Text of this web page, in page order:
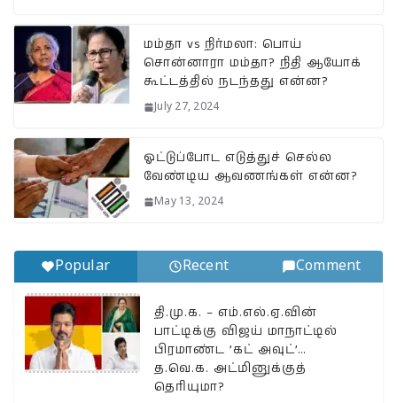
at
s
A
p
p
c
e
b
o
o
k
g
ra
m
l
y
Li
r
e
மம்தா vs நிர்மலா: பொய்
சொன்னாரா மம்தா? நிதி ஆயோக்
கூட்டத்தில் நடந்தது என்ன?
July 27, 2024
ஓட்டுப்போட எடுத்துச் செல்ல
வேண்டிய ஆவணங்கள் என்ன?
May 13, 2024
Popular Recent Comment
தி.மு.க. – எம்.எல்.ஏ.வின்
பாட்டிக்கு விஜய் மாநாட்டில்
பிரமாண்ட ’கட் அவுட்’…
த.வெ.க. அட்மினுக்குத்
தெரியுமா?